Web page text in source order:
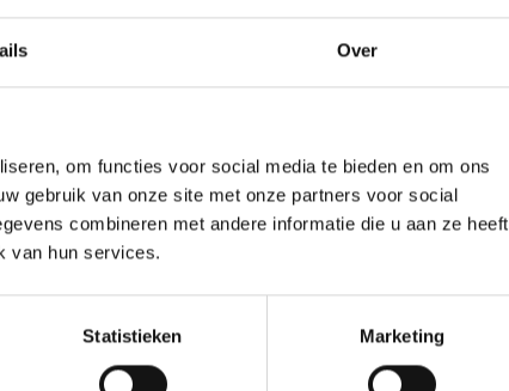
Over
om functies voor social media te bieden en om ons
gebruik van onze site met onze partners voor social
combineren met andere informatie die u aan ze heeft
van hun services.
Statistieken Marketing